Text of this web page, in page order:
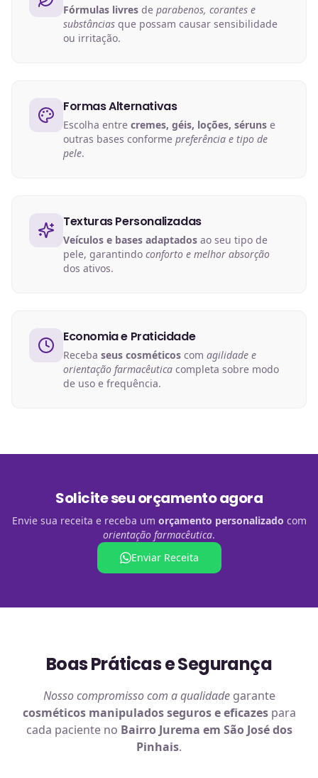
Fórmulas livres de parabenos, corantes e
substâncias que possam causar sensibilidade
ou irritação.
Formas Alternativas
Escolha entre cremes, géis, loções, séruns e
outras bases conforme preferência e tipo de
pele.
Texturas Personalizadas
Veículos e bases adaptados ao seu tipo de
pele, garantindo conforto e melhor absorção
dos ativos.
Economia e Praticidade
Receba seus cosméticos com agilidade e
orientação farmacêutica completa sobre modo
de uso e frequência.
Solicite seu orçamento agora
Envie sua receita e receba um orçamento personalizado com
orientação farmacêutica.
Enviar Receita
Boas Práticas e Segurança
Nosso compromisso com a qualidadegarante
cosméticos manipuladosseguros e eficazespara
cada paciente no Bairro Jurema em São José dos
Pinhais.